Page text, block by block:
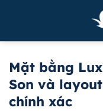
Mặt bằng
Son và
chính xác